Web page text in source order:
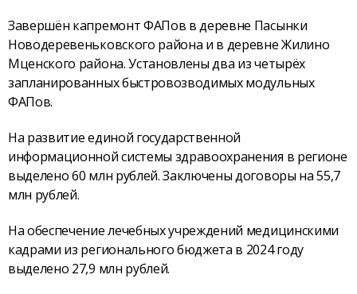
Завершён капремонт ФАПов в деревне Пасынки
Новодеревеньковского района и в деревне Жилино
Мценского района. Установлены два из четырёх
запланированных быстровозводимых модульных
ФАПов.
На развитие единой государственной
информационной системы здравоохранения в регионе
выделено 60 млн рублей. Заключены договоры на 55,7
млн рублей.
На обеспечение лечебных учреждений медицинскими
кадрами из регионального бюджета в 2024 году
выделено 27,9 млн рублей.